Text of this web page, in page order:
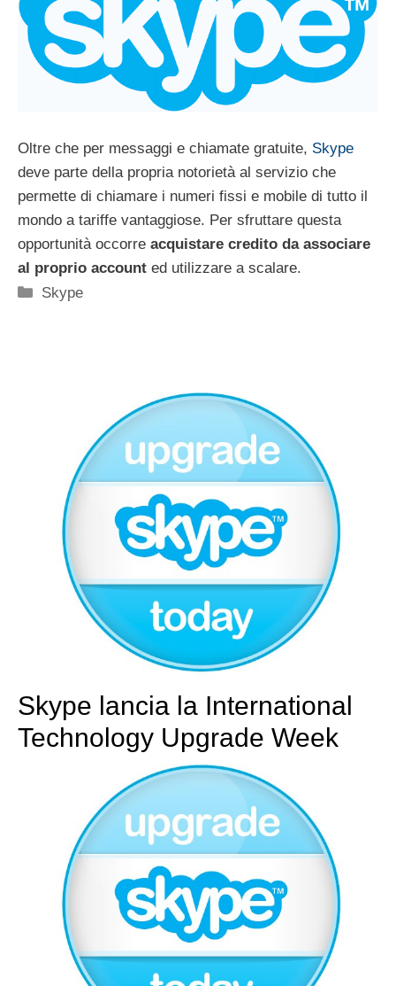
Oltre che per messaggi e chiamate gratuite, Skype
deve parte della propria notorietà al servizio che
permette di chiamare i numeri fissi e mobile di tutto il
mondo a tariffe vantaggiose. Per sfruttare questa
opportunità occorre acquistare credito da associare
al proprio account ed utilizzare a scalare.
Categorie
Skype
Skype lancia la International
Technology Upgrade Week